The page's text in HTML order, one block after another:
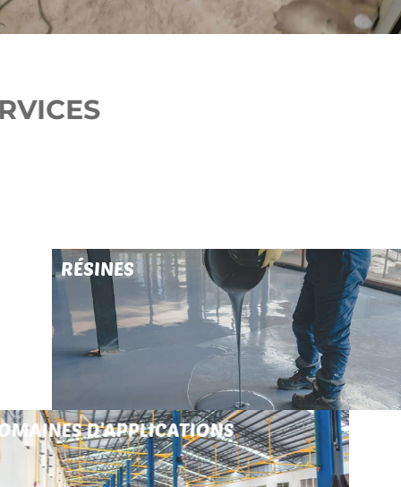
NOS SERVICES
RÉSINES
DOMAINES D'APPLICATIONS